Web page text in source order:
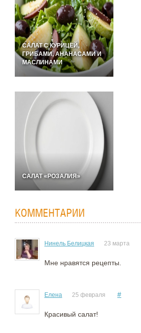
САЛАТ С КУРИЦЕЙ,
ГРИБАМИ, АНАНАСАМИ И
МАСЛИНАМИ
САЛАТ «РОЗАЛИЯ»
КОММЕНТАРИИ
Нинель Белицкая 23 марта
Мне нравятся рецепты.
Елена 25 февраля #
Красивый салат!